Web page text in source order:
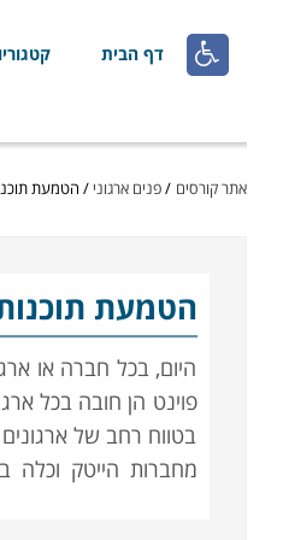
 דף הבית
אתר קורסים /פנים ארגוני / הטמעת
הטמעת
היום, בכל חברה או
פוינט הן חובה בכל
בטווח רחב של
מחברות הייטק
ההדרכה הרלוונטית.